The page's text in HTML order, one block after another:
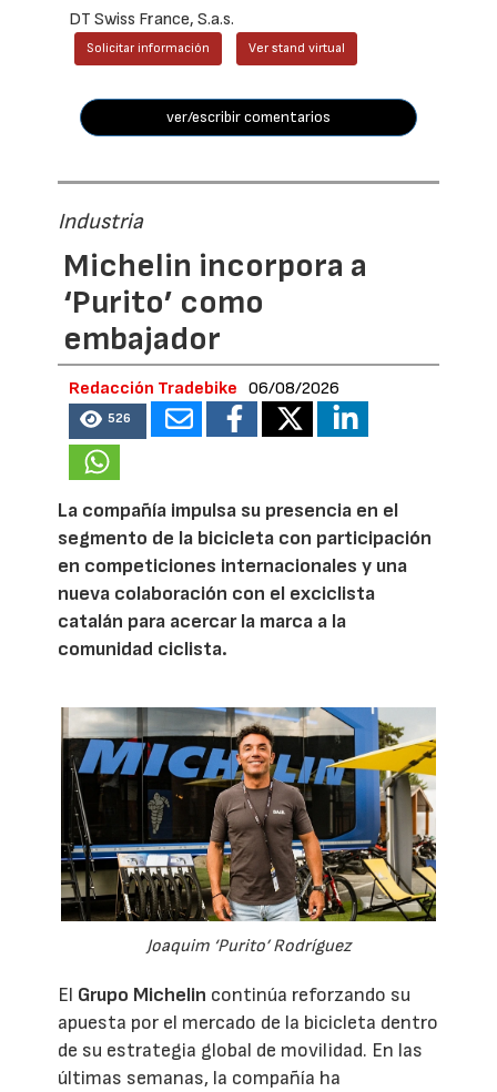
DT Swiss France, S.a.s.
Solicitar información Ver stand virtual
ver/escribir comentarios
Industria
Michelin incorpora a
‘Purito’ como
embajador
Redacción Tradebike 06/08/2026
526
La compañía impulsa su presencia en el
segmento de la bicicleta con participación
en competiciones internacionales y una
nueva colaboración con el exciclista
catalán para acercar la marca a la
comunidad ciclista.
Joaquim ‘Purito’ Rodríguez
El Grupo Michelin continúa reforzando su
apuesta por el mercado de la bicicleta dentro
de su estrategia global de movilidad. En las
últimas semanas, la compañía ha